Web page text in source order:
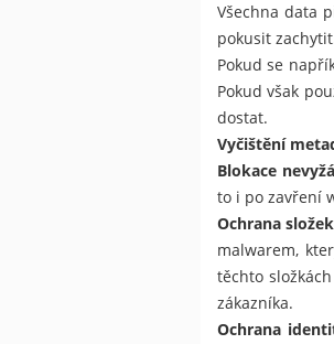
Všechna data
pokusit
Pokud se
Pokud však
dostat.
Vyčištění
Blokace
to i po zavření
Ochrana složek
malwarem,
těchto
zákazníka.
Ochrana